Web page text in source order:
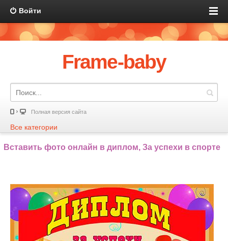
Войти
Frame-baby
Полная версия сайта
Все категории
Вставить фото онлайн в диплом, За успехи в спорте